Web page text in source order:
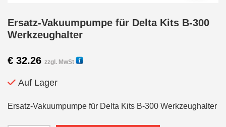
Ersatz-Vakuumpumpe für Delta Kits B-300
Werkzeughalter
€ 32.26 zzgl. MwSt
Auf Lager
Ersatz-Vakuumpumpe für Delta Kits B-300 Werkzeughalter